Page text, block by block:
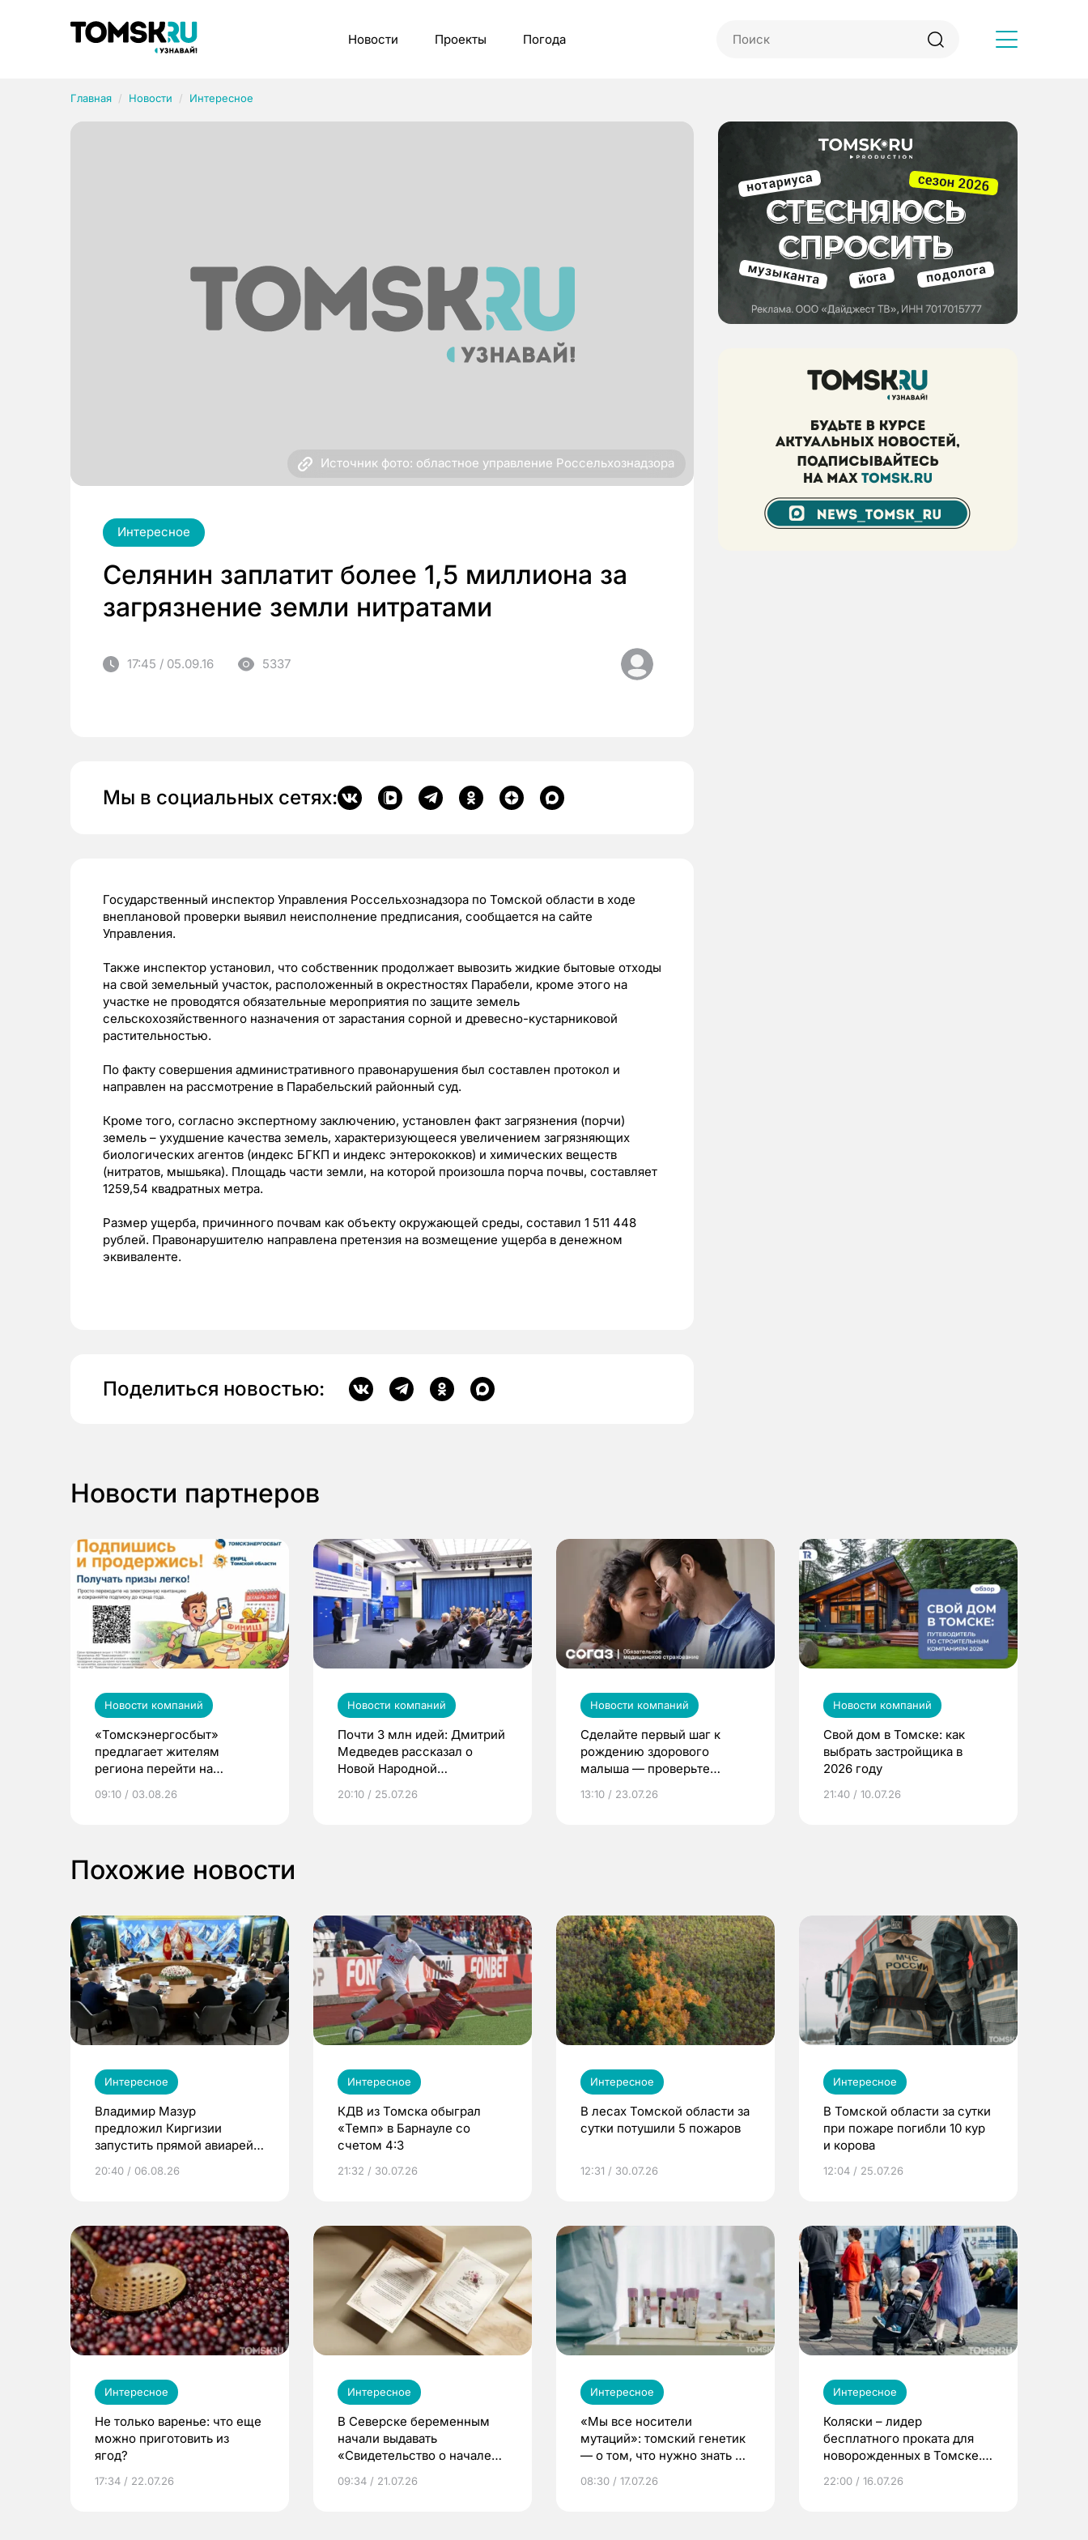
Новости Проекты Погода
Главная Новости Интересное
Источник фото: областное управление Россельхознадзора
Интересное
Селянин заплатит более 1,5 миллиона за
загрязнение земли нитратами
17:45 / 05.09.16 5337
Мы в социальных сетях:
Государственный инспектор Управления Россельхознадзора по Томской области в ходе
внеплановой проверки выявил неисполнение предписания, сообщается на сайте
Управления.
Также инспектор установил, что собственник продолжает вывозить жидкие бытовые отходы
на свой земельный участок, расположенный в окрестностях Парабели, кроме этого на
участке не проводятся обязательные мероприятия по защите земель
сельскохозяйственного назначения от зарастания сорной и древесно-кустарниковой
растительностью.
По факту совершения административного правонарушения был составлен протокол и
направлен на рассмотрение в Парабельский районный суд.
Кроме того, согласно экспертному заключению, установлен факт загрязнения (порчи)
земель – ухудшение качества земель, характеризующееся увеличением загрязняющих
биологических агентов (индекс БГКП и индекс энтерококков) и химических веществ
(нитратов, мышьяка). Площадь части земли, на которой произошла порча почвы, составляет
1259,54 квадратных метра.
Размер ущерба, причинного почвам как объекту окружающей среды, составил 1 511 448
рублей. Правонарушителю направлена претензия на возмещение ущерба в денежном
эквиваленте.
Поделиться новостью:
Новости партнеров
Новости компаний
«Томскэнергосбыт»
предлагает жителям
региона перейти на
выиграть призы
09:10 / 03.08.26
Новости компаний
Почти 3 млн идей: Дмитрий
Медведев рассказал о
Новой Народной
20:10 / 25.07.26
Новости компаний
Сделайте первый шаг к
рождению здорового
малыша — проверьте
по ОМС!
13:10 / 23.07.26
Новости компаний
Свой дом в Томске: как
выбрать застройщика в
2026 году
21:40 / 10.07.26
Похожие новости
Интересное
Владимир Мазур
предложил Киргизии
запустить прямой авиарейс
20:40 / 06.08.26
Интересное
КДВ из Томска обыграл
«Темп» в Барнауле со
счетом 4:3
21:32 / 30.07.26
Интересное
В лесах Томской области за
сутки потушили 5 пожаров
12:31 / 30.07.26
Интересное
В Томской области за сутки
при пожаре погибли 10 кур
и корова
12:04 / 25.07.26
Интересное
Не только варенье: что еще
можно приготовить из
ягод?
17:34 / 22.07.26
Интересное
В Северске беременным
начали выдавать
«Свидетельство о начале
09:34 / 21.07.26
Интересное
«Мы все носители
мутаций»: томский генетик
— о том, что нужно знать до
08:30 / 17.07.26
Интересное
Коляски – лидер
бесплатного проката для
новорожденных в Томске.
22:00 / 16.07.26
Рубрики